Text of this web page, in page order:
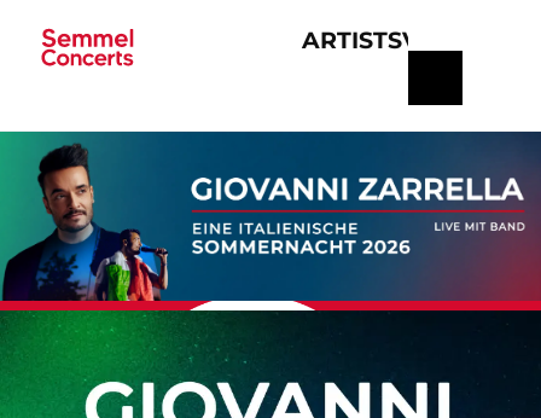
ARTISTS